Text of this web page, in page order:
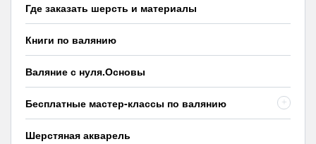
Где заказать шерсть и материалы
Книги по валянию
Валяние с нуля.Основы
Бесплатные мастер-классы по валянию +
Шерстяная акварель